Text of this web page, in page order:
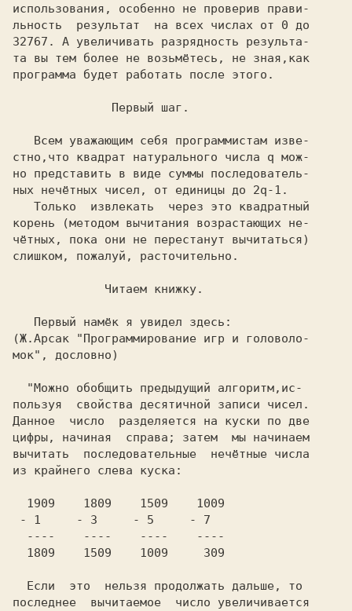
использования, особенно не проверив прави-
льность  результат  на всех числах от 0 до
32767.
А увеличивать разрядность результа-
та вы тем более не возьмётесь, не зная,как
программа будет работать после этого.
              Первый шаг.
стно,что квадрат натурального числа q мож-
но представить в виде суммы последователь-
ных нечётных чисел, от единицы до 2q-1.
корень (методом вычитания возрастающих не-
чётных, пока они не перестанут вычитаться)
слишком, пожалуй, расточительно.
             Читаем книжку.
   Первый намёк я увидел здесь:
(Ж.Арсак "Программирование игр и головоло-
мок",
дословно)
  "Можно обобщить предыдущий алгоритм,ис-
пользуя  свойства десятичной записи чисел.
Данное  число  разделяется на куски по две
цифры, начиная  справа; затем  мы начинаем
вычитать  последовательные  нечётные числа
из крайнего слева куска:
  1809    1509    1009     309
  Если  это  нельзя продолжать дальше, то
последнее  вычитаемое  число увеличивается